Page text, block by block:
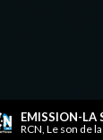
EMISSION-LA
RCN, Le son de